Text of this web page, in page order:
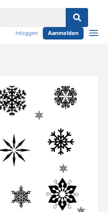
Inloggen Aanmelden